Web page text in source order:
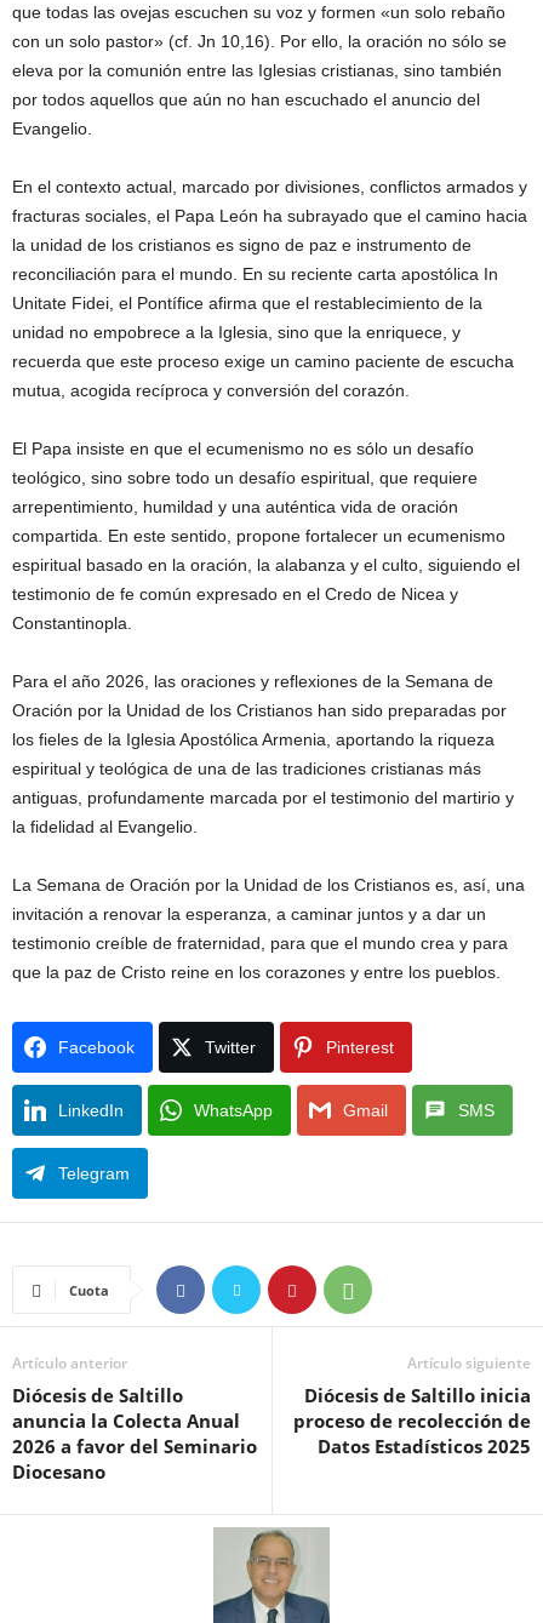
que todas las ovejas escuchen su voz y formen «un solo rebaño
con un solo pastor» (cf. Jn 10,16). Por ello, la oración no sólo se
eleva por la comunión entre las Iglesias cristianas, sino también
por todos aquellos que aún no han escuchado el anuncio del
Evangelio.
En el contexto actual, marcado por divisiones, conflictos armados y
fracturas sociales, el Papa León ha subrayado que el camino hacia
la unidad de los cristianos es signo de paz e instrumento de
reconciliación para el mundo. En su reciente carta apostólica In
Unitate Fidei, el Pontífice afirma que el restablecimiento de la
unidad no empobrece a la Iglesia, sino que la enriquece, y
recuerda que este proceso exige un camino paciente de escucha
mutua, acogida recíproca y conversión del corazón.
El Papa insiste en que el ecumenismo no es sólo un desafío
teológico, sino sobre todo un desafío espiritual, que requiere
arrepentimiento, humildad y una auténtica vida de oración
compartida. En este sentido, propone fortalecer un ecumenismo
espiritual basado en la oración, la alabanza y el culto, siguiendo el
testimonio de fe común expresado en el Credo de Nicea y
Constantinopla.
Para el año 2026, las oraciones y reflexiones de la Semana de
Oración por la Unidad de los Cristianos han sido preparadas por
los fieles de la Iglesia Apostólica Armenia, aportando la riqueza
espiritual y teológica de una de las tradiciones cristianas más
antiguas, profundamente marcada por el testimonio del martirio y
la fidelidad al Evangelio.
La Semana de Oración por la Unidad de los Cristianos es, así, una
invitación a renovar la esperanza, a caminar juntos y a dar un
testimonio creíble de fraternidad, para que el mundo crea y para
que la paz de Cristo reine en los corazones y entre los pueblos.
Facebook Twitter Pinterest
LinkedIn WhatsApp Gmail SMS
Telegram
Cuota
Artículo anterior
Diócesis de Saltillo
anuncia la Colecta Anual
2026 a favor del Seminario
Diocesano
Artículo siguiente
Diócesis de Saltillo inicia
proceso de recolección de
Datos Estadísticos 2025